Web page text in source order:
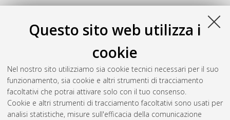
Questo sito web utilizza i
cookie
Nel nostro sito utilizziamo sia cookie tecnici necessari per il suo
funzionamento, sia cookie e altri strumenti di tracciamento
facoltativi che potrai attivare solo con il tuo consenso.
Cookie e altri strumenti di tracciamento facoltativi sono usati per
analisi statistiche, misure sull'efficacia della comunicazione
M
Martin Garcia, Ana(2024)La committenza ecclesiastica
dell'Ottocento: l'intervento del sacerdote Giovanni Bosco tra
Torino e Roma (1846-1887) , [Dissertation thesis], Alma Mater
Studiorum Università di Bologna. Dottorato di ricerca in Arti
visive, performative, mediali, 36 Ciclo.
Questa lista e' stata generata il Thu Aug 6 20:48:48 2026